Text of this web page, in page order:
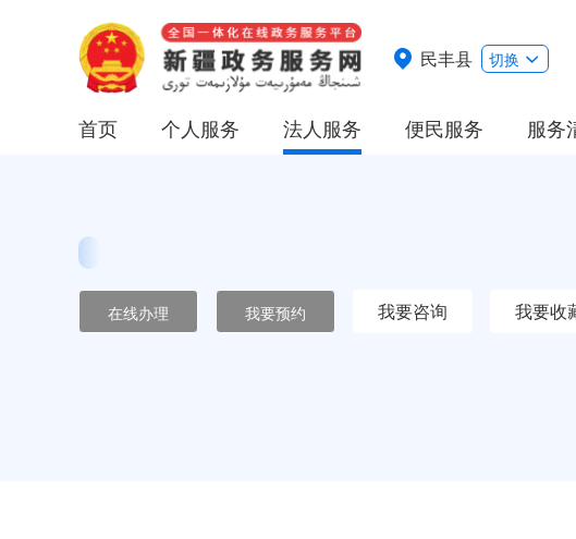
民丰县 切换
首页 个人服务 法人服务 便民服务 服务
在线办理 我要预约 我要咨询 我要收